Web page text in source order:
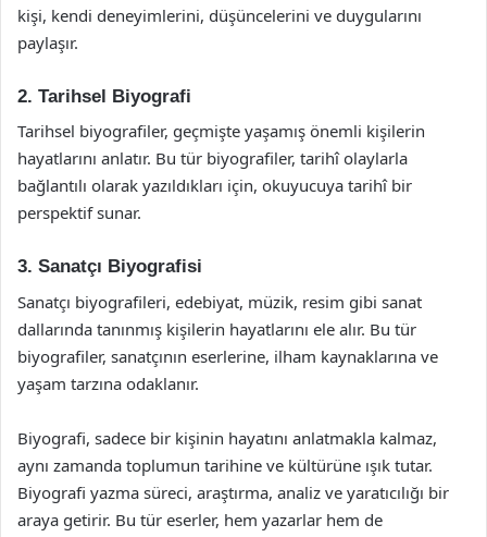
kişi, kendi deneyimlerini, düşüncelerini ve duygularını
paylaşır.
2. Tarihsel Biyografi
Tarihsel biyografiler, geçmişte yaşamış önemli kişilerin
hayatlarını anlatır. Bu tür biyografiler, tarihî olaylarla
bağlantılı olarak yazıldıkları için, okuyucuya tarihî bir
perspektif sunar.
3. Sanatçı Biyografisi
Sanatçı biyografileri, edebiyat, müzik, resim gibi sanat
dallarında tanınmış kişilerin hayatlarını ele alır. Bu tür
biyografiler, sanatçının eserlerine, ilham kaynaklarına ve
yaşam tarzına odaklanır.
Biyografi, sadece bir kişinin hayatını anlatmakla kalmaz,
aynı zamanda toplumun tarihine ve kültürüne ışık tutar.
Biyografi yazma süreci, araştırma, analiz ve yaratıcılığı bir
araya getirir. Bu tür eserler, hem yazarlar hem de